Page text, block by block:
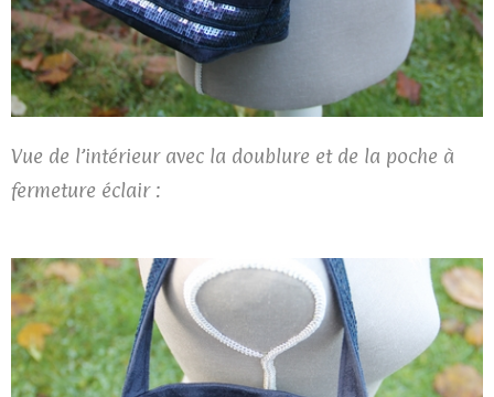
Vue de l’intérieur avec la doublure et de la poche à
fermeture éclair :